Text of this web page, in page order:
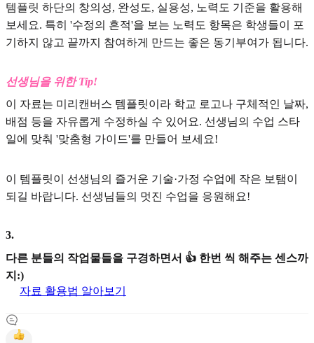
템플릿 하단의 창의성, 완성도, 실용성, 노력도 기준을 활용해
보세요. 특히 '수정의 흔적'을 보는 노력도 항목은 학생들이 포
기하지 않고 끝까지 참여하게 만드는 좋은 동기부여가 됩니다.
선생님을 위한 Tip!
이 자료는 미리캔버스 템플릿이라 학교 로고나 구체적인 날짜,
배점 등을 자유롭게 수정하실 수 있어요. 선생님의 수업 스타
일에 맞춰 '맞춤형 가이드'를 만들어 보세요!
이 템플릿이 선생님의 즐거운 기술·가정 수업에 작은 보탬이
되길 바랍니다. 선생님들의 멋진 수업을 응원해요!
3.
다른 분들의 작업물들을 구경하면서 👍 한번 씩 해주는 센스까
지:)
자료 활용법 알아보기